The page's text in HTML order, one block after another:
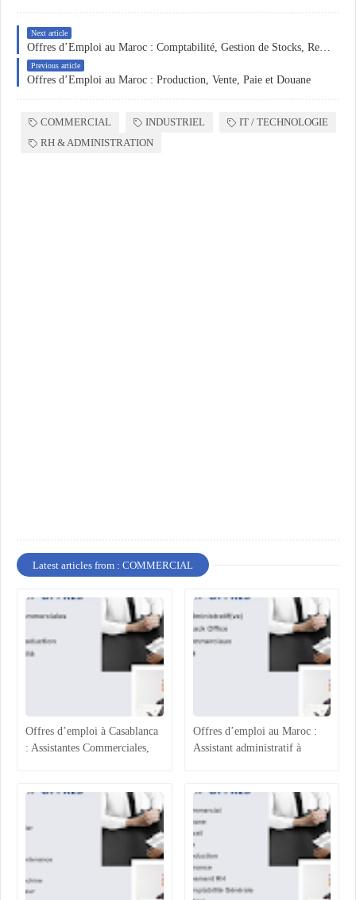
Next article
Previous article
Offres d’Emploi au Maroc : Production, Vente, Paie et Douane
COMMERCIAL INDUSTRIEL
IT / TECHNOLOGIE
RH & ADMINISTRATION
Latest articles from : COMMERCIAL
Offres d’emploi à Casablanca
: Assistantes Commerciales,
Qualité
Offres d’emploi au Maroc :
Assistant administratif à
Commerciaux à Rabat-Salé et
Assistant RH à Agadir